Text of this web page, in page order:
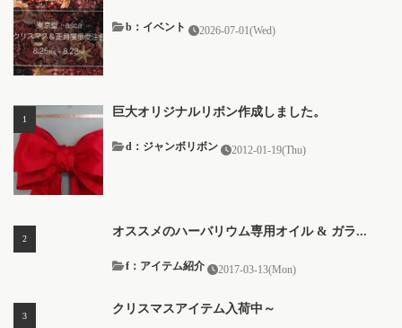
b：イベント 2026-07-01(Wed)
巨大オリジナルリボン作成しました。
2012-01-19(Thu)
d：ジャンボリボン
オススメのハーバリウム専用オイル & ガラ...
2017-03-13(Mon)
f：アイテム紹介
クリスマスアイテム入荷中～